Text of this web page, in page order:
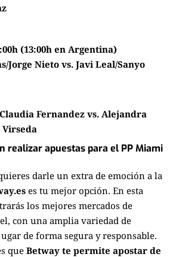
(13:00h en Argentina)
Jorge Nieto vs. Javi Leal/Sanyo
Fernandez vs. Alejandra
Virseda
realizar apuestas para el PP Miami
darle un extra de emoción a la
es tu mejor opción. En esta
los mejores mercados de
con una amplia variedad de
de forma segura y responsable.
que Betway te permite apostar de